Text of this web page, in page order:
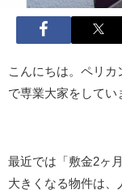
こんにちは。ペリカ
で専業大家をしてい
最近では「敷金2ヶ
大きくなる物件は、